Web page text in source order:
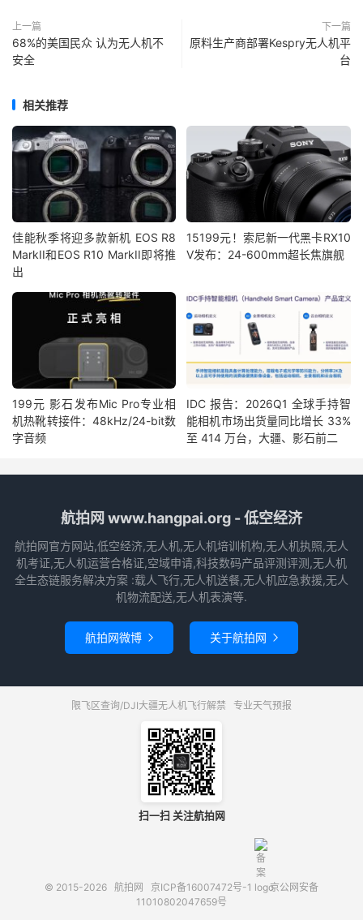
上一篇
68%的美国民众 认为无人机不
安全
下一篇
原料生产商部署Kespry无人机平
台
相关推荐
佳能秋季将迎多款新机 EOS R8
MarkII和EOS R10 MarkII即将推
出
15199元！索尼新一代黑卡RX10
V发布：24-600mm超长焦旗舰
199元 影石发布Mic Pro专业相
机热靴转接件：48kHz/24-bit数
字音频
IDC 报告：2026Q1 全球手持智
能相机市场出货量同比增长 33%
至 414 万台，大疆、影石前二
航拍网 www.hangpai.org - 低空经济
航拍网官方网站,低空经济,无人机,无人机培训机构,无人机执照,无人
机考证,无人机运营合格证,空域申请,科技数码产品评测评测,无人机
全生态链服务解决方案 :载人飞行,无人机送餐,无人机应急救援,无人
机物流配送,无人机表演等.
航拍网微博  关于航拍网 
限飞区查询/DJI大疆无人机飞行解禁 专业天气预报
扫一扫 关注航拍网
© 2015-2026 航拍网 京ICP备16007472号-1
京公网安备
11010802047659号